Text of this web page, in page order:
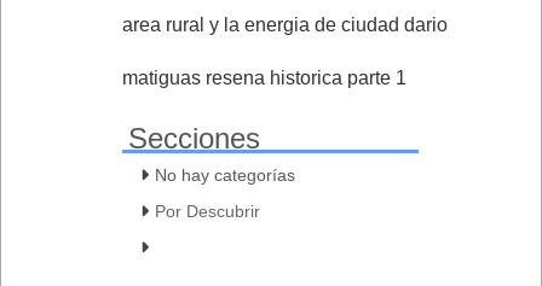
area rural y la energia de ciudad dario
matiguas resena historica parte 1
Secciones
No hay categorías
Por Descubrir